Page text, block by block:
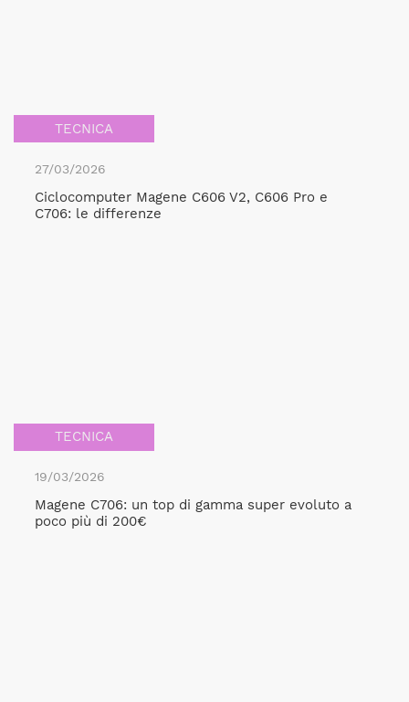
TECNICA
27/03/2026
Ciclocomputer Magene C606 V2, C606 Pro e
C706: le differenze
TECNICA
19/03/2026
Magene C706: un top di gamma super evoluto a
poco più di 200€